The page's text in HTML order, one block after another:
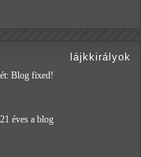
lájkkirályok
Blog fixed!
éves a blog